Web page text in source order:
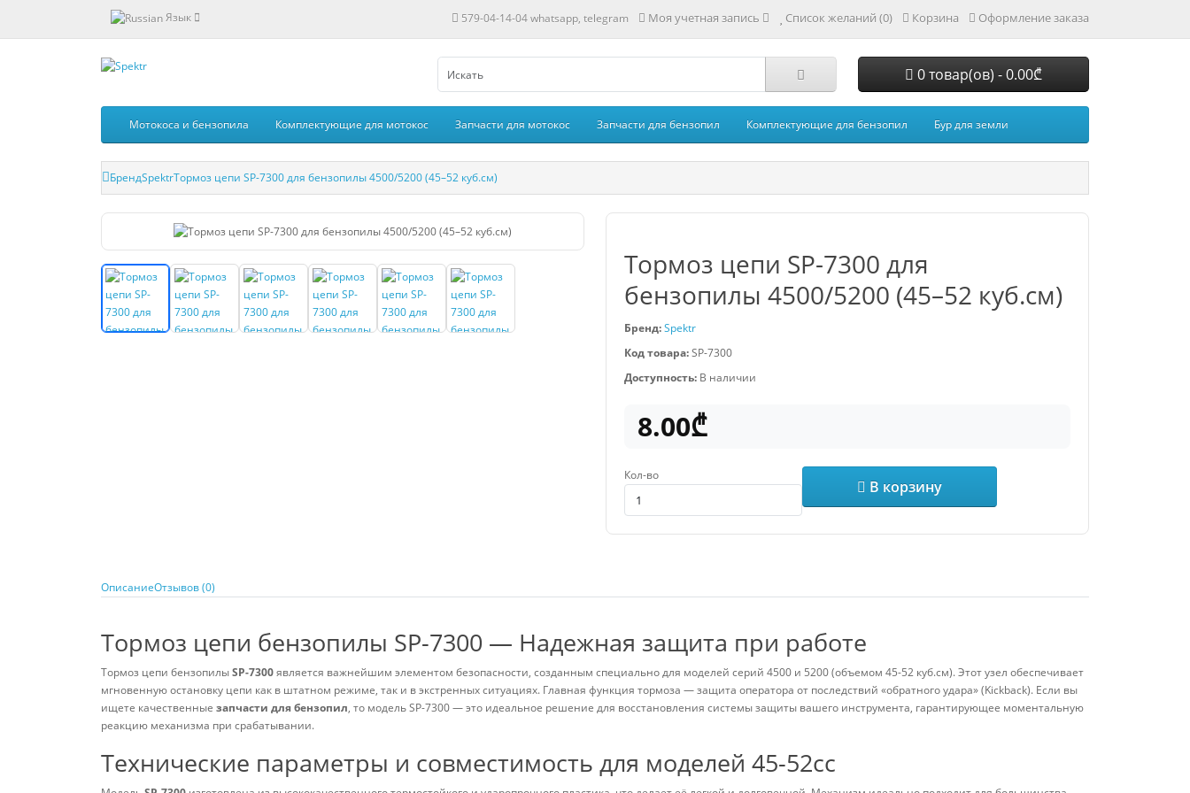
Язык 579-04-14-04 whatsapp, telegram Моя учетная запись Список желаний (0) Корзина Оформление заказа
0 товар(ов) - 0.00₾
Мотокоса и бензопила Комплектующие для мотокос Запчасти для мотокос Запчасти для бензопил Комплектующие для бензопил Бур для земли
БрендSpektrТормоз цепи SP-7300 для бензопилы 4500/5200 (45–52 куб.см)
Тормоз цепи SP-7300 для
бензопилы 4500/5200 (45–52 куб.см)
Бренд:Spektr
Код товара:SP-7300
Доступность: В наличии
8.00₾
Кол-во
В корзину
ОписаниеОтзывов (0)
Тормоз цепи бензопилы SP-7300 — Надежная защита при работе
Тормоз цепи бензопилыSP-7300является важнейшим элементом безопасности, созданным специально для моделей серий 4500 и 5200 (объемом 45-52 куб.см). Этот узел обеспечивает
мгновенную остановку цепи как в штатном режиме, так и в экстренных ситуациях. Главная функция тормоза — защита оператора от последствий «обратного удара» (Kickback). Если вы
ищете качественные запчасти для бензопил, то модель SP-7300 — это идеальное решение для восстановления системы защиты вашего инструмента, гарантирующее моментальную
реакцию механизма при срабатывании.
Технические параметры и совместимость для моделей 45-52сс